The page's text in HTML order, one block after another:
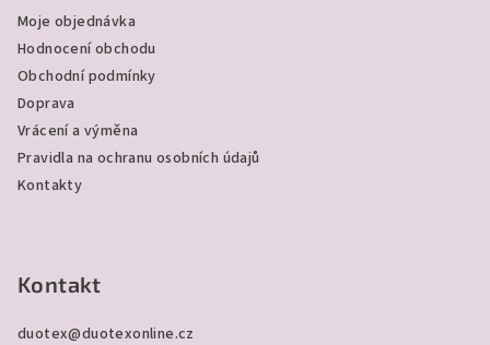
Moje objednávka
Hodnocení obchodu
Obchodní podmínky
Doprava
Vrácení a výměna
Pravidla na ochranu osobních údajů
Kontakty
Kontakt
duotex@duotexonline.cz